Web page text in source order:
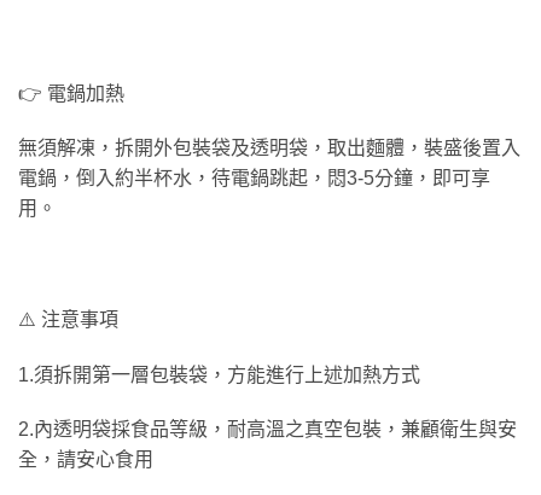
👉 電鍋加熱
無須解凍，拆開外包裝袋及透明袋，取出麵體，裝盛後置入
電鍋，倒入約半杯水，待電鍋跳起，悶3-5分鐘，即可享
用。
⚠️ 注意事項
1.須拆開第一層包裝袋，方能進行上述加熱方式
2.內透明袋採食品等級，耐高溫之真空包裝，兼顧衛生與安
全，請安心食用